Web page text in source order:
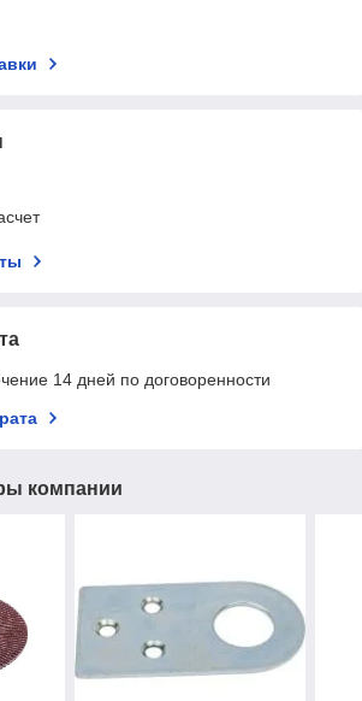
14 дней по договоренности
компании